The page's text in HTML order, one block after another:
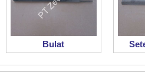
Bulat